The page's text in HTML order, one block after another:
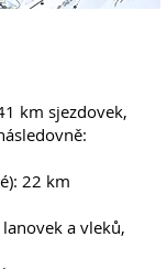
km sjezdovek,
22 km
a vleků,